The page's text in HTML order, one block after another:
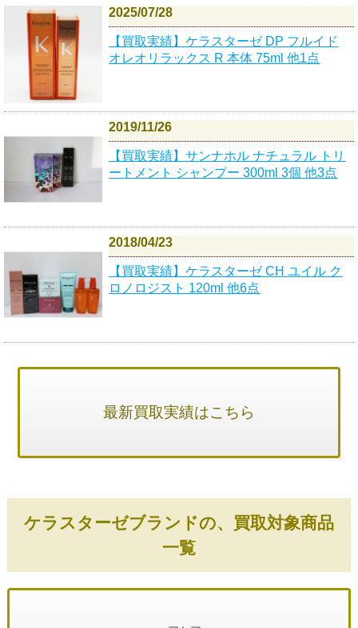
2025/07/28
【買取実績】ケラスターゼ DP フルイド
オレオリラックス R 本体 75ml 他1点
2019/11/26
【買取実績】サンナホル ナチュラル トリ
ートメント シャンプー 300ml 3個 他3点
2018/04/23
【買取実績】ケラスターゼ CH ユイル ク
ロノロジスト 120ml 他6点
最新買取実績はこちら
ケラスターゼブランドの、買取対象商品
一覧